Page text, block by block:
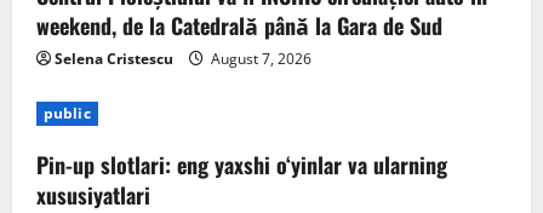
weekend, de la Catedrală până la Gara de Sud
Selena Cristescu August 7, 2026
public
Pin-up slotlari: eng yaxshi o‘yinlar va ularning
xususiyatlari